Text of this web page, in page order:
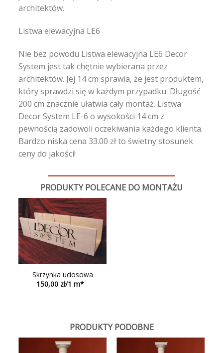
architektów.
Listwa elewacyjna LE6
Nie bez powodu Listwa elewacyjna LE6 Decor
System jest tak chętnie wybierana przez
architektów. Jej 14 cm sprawia, że jest produktem,
który sprawdzi się w każdym przypadku. Długość
200 cm znacznie ułatwia cały montaż. Listwa
Decor System LE-6 o wysokości 14 cm z
pewnością zadowoli oczekiwania każdego klienta.
Bardzo niska cena 33.00 zł to świetny stosunek
ceny do jakości!
PRODUKTY POLECANE DO MONTAŻU
Skrzynka uciosowa
150,00
PRODUKTY PODOBNE